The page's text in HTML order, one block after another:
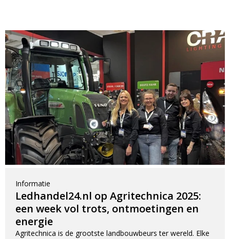
Informatie
Ledhandel24.nl op Agritechnica 2025:
een week vol trots, ontmoetingen en
energie
Agritechnica is de grootste landbouwbeurs ter wereld. Elke
v
e
: